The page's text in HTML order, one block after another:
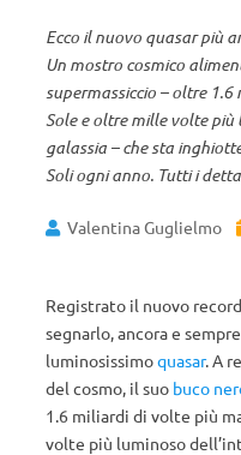
Ecco il nuovo quasar più
Un mostro cosmico
supermassiccio – oltre
Sole e oltre mille volte
galassia – che sta
Soli ogni anno. Tutti i
Valentina Guglielmo
Registrato il nuovo
segnarlo, ancora e
luminosissimoquasar. A
del cosmo, il suo buco
1.6 miliardi di volte più
volte più luminoso